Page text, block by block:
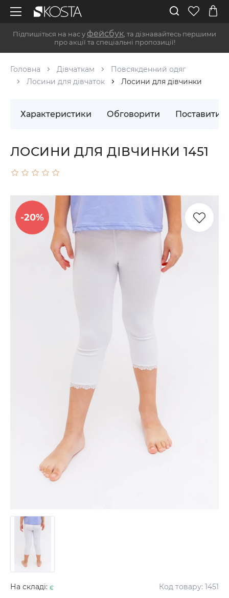
Підпишіться на нас у фейсбук , та дізнавайтесь першими
про акції та спеціальні пропозиції!
Головна Дівчаткам
Повсякденний одяг
Лосини для дівчаток
Лосини для дівчинки
Характеристики Обговорити Поставити
ЛОСИНИ ДЛЯ ДІВЧИНКИ 1451
-20%
На складі: є Код товару: 1451